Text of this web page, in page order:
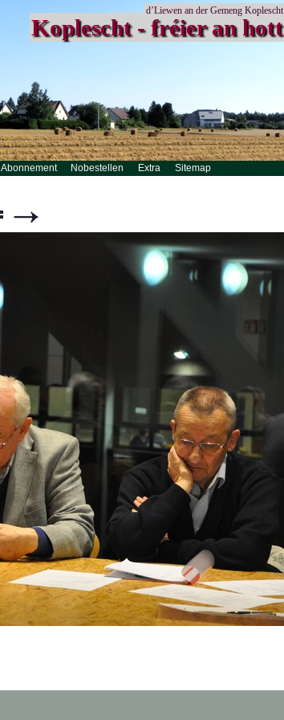
Koplescht - fréier an hott
d’Liewen an der Gemeng Koplescht
Abonnement Nobestellen Extra Sitemap